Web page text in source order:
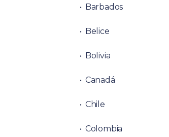
Barbados
Belice
Bolivia
Canadá
Chile
Colombia